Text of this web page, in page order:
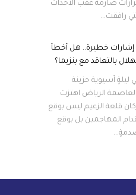
صارمة عقب الأحداث
رافقت...
5 إشارات خطيرة.. هل أخطأ
بالتعاقد مع بنزيما؟
ليلةٍ آسيوية حزينة
الرياض اهتزت
قلعة الزعيم ليس بوقع
المهاجمين بل بوقع